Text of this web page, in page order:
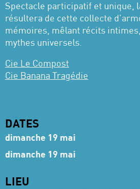
Spec­tacle parti­ci­pa­tif et unique,
résul­tera de cette collecte
mémoires, mêlant récits
mythes univer­sels.
Cie Le Compost
Cie Banana Tragédie
DATES
dimanche 19 mai
dimanche 19 mai
LIEU